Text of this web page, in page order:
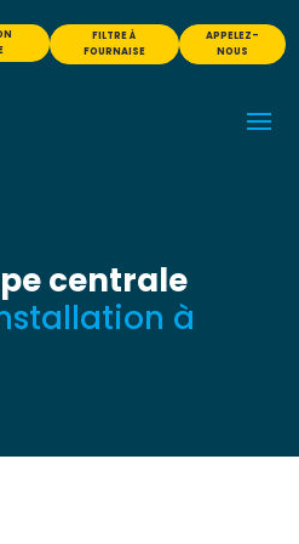
FILTRE À
FOURNAISE
APPELEZ-
NOUS
centrale
à